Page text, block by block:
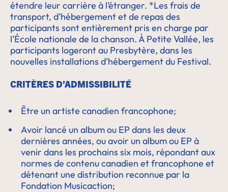
étendre leur carrière à l’étranger. *Les frais de
transport, d’hébergement et de repas des
participants sont entièrement pris en charge par
l’École nationale de la chanson. À Petite Vallée, les
participants logeront au Presbytère, dans les
nouvelles installations d’hébergement du Festival.
CRITÈRES D’ADMISSIBILITÉ
Être un artiste canadien francophone;
Avoir lancé un album ou EP dans les deux
dernières années, ou avoir un album ou EP à
venir dans les prochains six mois, répondant aux
normes de contenu canadien et francophone et
détenant une distribution reconnue par la
Fondation Musicaction;